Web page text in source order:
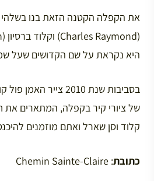
היא נקראת על שם הקדושים שעל
של ציורי קיר בקפלה, המתארים את
קלוד וסן שארל ואתם מוזמנים
כתובת: Chemin Sainte-Claire